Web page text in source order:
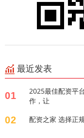
最近发表
01
2025最佳配资平
作，让
02 配资之家 选择正